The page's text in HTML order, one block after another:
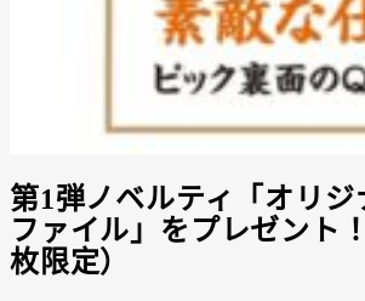
第1弾ノベルティ「オリジ
ファイル」をプレゼント
枚限定）